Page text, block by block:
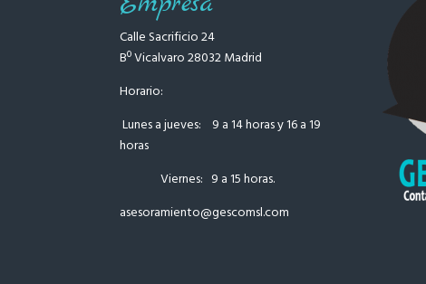
Calle Sacrificio 24
Bº Vicalvaro 28032 Madrid
Horario:
Lunes a jueves: 9 a 14 horas y 16 a 19
horas
Viernes: 9 a 15 horas.
asesoramiento@gescomsl.com